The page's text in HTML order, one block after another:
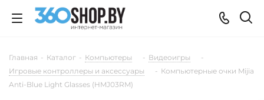
Главная - Каталог - Компьютеры - Видеоигры
-
Игровые контроллеры и аксессуары
- Компьютерные очки Mijia
Anti-Blue Light Glasses (HMJ03RM)